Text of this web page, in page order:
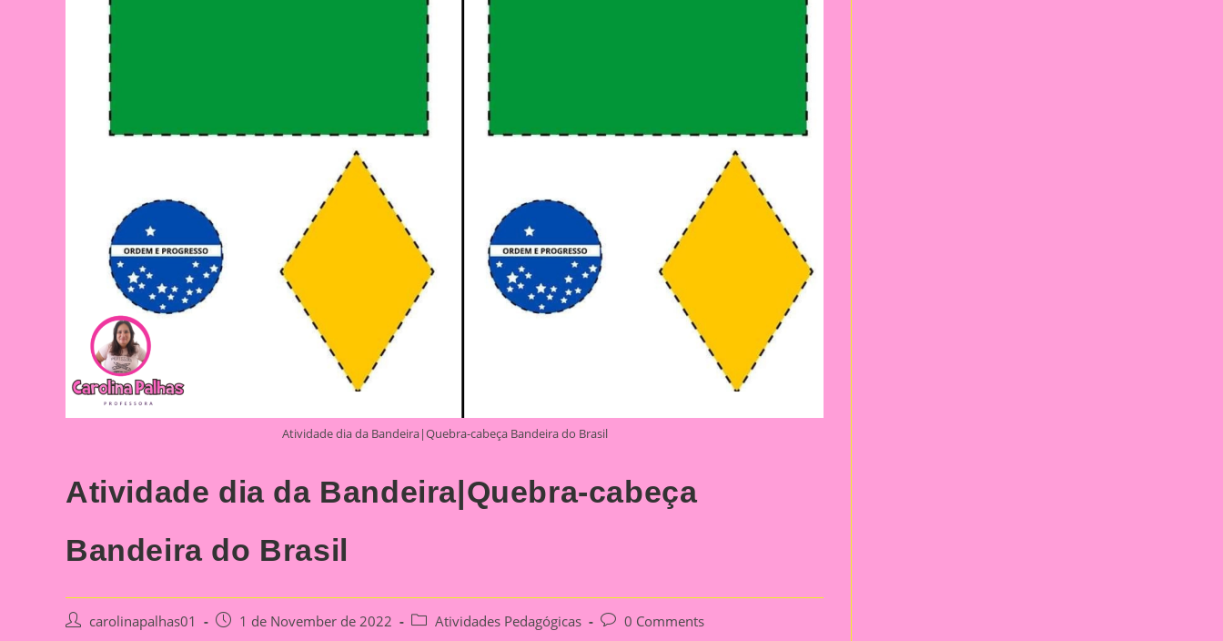
Atividade dia da Bandeira|Quebra-cabeça Bandeira do Brasil
Atividade dia da Bandeira|Quebra-cabeça
Bandeira do Brasil
Post carolinapalhas01
Post 1 de November de 2022
PostAtividades Pedagógicas
Post0 Comments